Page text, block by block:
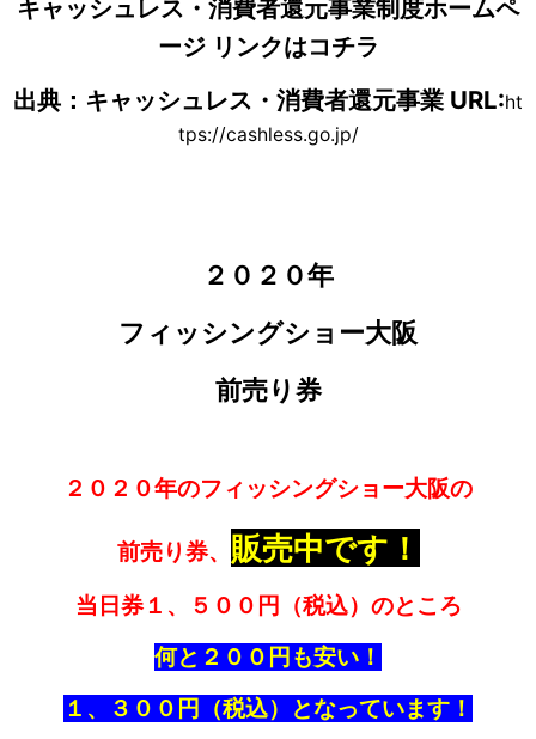
キャッシュレス・消費者還元事業制度ホームペ
ージ リンクはコチラ
出典：キャッシュレス・消費者還元事業 URL:ht
tps://cashless.go.jp/
２０２０年
フィッシングショー大阪
前売り券
２０２０年のフィッシングショー大阪の
前売り券、 販売中です！
当日券１、５００円（税込）のところ
何と２００円も安い！
１、３００円（税込）となっています！